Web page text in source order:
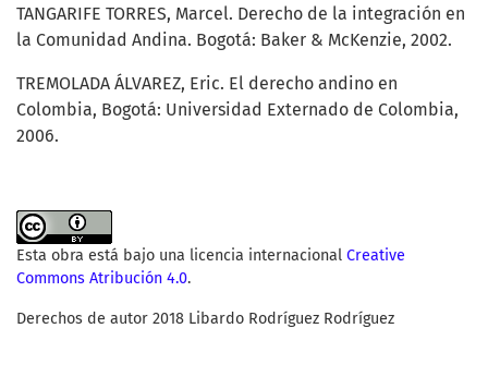
TANGARIFE TORRES, Marcel. Derecho de la integración en
la Comunidad Andina. Bogotá: Baker & McKenzie, 2002.
TREMOLADA ÁLVAREZ, Eric. El derecho andino en
Colombia, Bogotá: Universidad Externado de Colombia,
2006.
Esta obra está bajo una licencia internacional Creative
Commons Atribución 4.0.
Derechos de autor 2018 Libardo Rodríguez Rodríguez